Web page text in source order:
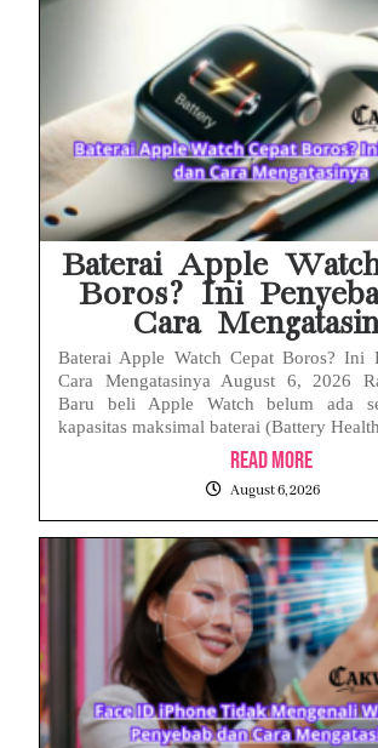
Baterai Apple
Boros? Ini
Cara
Baterai Apple Watch Cepat Boros? Ini
Cara Mengatasinya August 6, 2026
Baru beli Apple Watch belum ada
kapasitas maksimal baterai (Battery
Read More
August 6, 2026